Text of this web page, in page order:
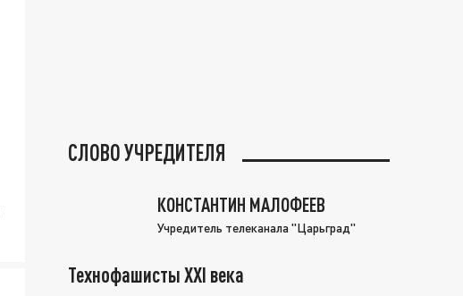
СЛОВО УЧРЕДИТЕЛЯ
КОНСТАНТИН МАЛОФЕЕВ
Учредитель телеканала "Царьград"
Технофашисты XXI века